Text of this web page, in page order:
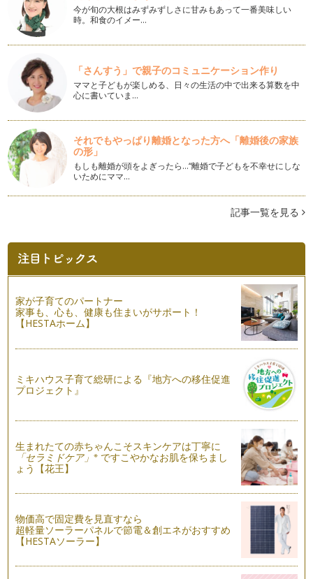
も早…
読みきかせで冬のはじまりを感じる
しょうか。私もそのひとり。すっかり…
ママの活動を応援するプロフィールフォト
２０１３年１１月、雪がちらつく北海道札幌です。 さて、今
日はママの活動と…
ひとつのわらべうたで年齢によって多くの遊び方
１１月になり、すっかり秋も深まりました。 このところ、私
のところにはわらべうたのリ…
秋のおそとでフォト撮影のすすめfor mama
１０月も半ばになりました。 暦のうえでは秋であっても、ま
北海道の自然と再生可能エネルギーとエネママカフェ
１０月になり、北海道はずいぶんと肌寒くなり、少しずつ紅葉
も進んでいます。秋が深まっていく様…
実りの秋と絵本
９月も下旬となりました。 秋は楽しみな行事がたくさんあり
わらべうたを知るようになると、知れば知るほど、わらべうた
の種類がとても多いことと、わらべう…
８月になり、地域のお祭りイベントもおでかけも楽しい季節と
なりました。 お…
日常に絵本の読みきかせのあるしあわせ
２０１３年７月、 気づけばもうすでに２０１３年の半分をこ
えました。 この２…
赤ちゃんとわらべうたの出会い
私がわらべうたと出会ったのは娘が生後２ヵ月のときでした。
はじめてのわらべうたで …
今が旬の大根はみずみずしさに甘みもあって一番美味しい
時。和食のイメー…
「さんすう」で親子のコミュニケーション作り
ママと子どもが楽しめる、日々の生活の中で出来る算数を中
心に書いていま…
それでもやっぱり離婚となった方へ「離婚後の家族
の形」
もしも離婚が頭をよぎったら…“離婚で子どもを不幸せにしな
いためにママ…
記事一覧を見る
家が子育てのパートナー
家事も、心も、健康も住まいがサポート！
【HESTAホーム】
ミキハウス子育て総研による『地方への移住促進
プロジェクト』
生まれたての赤ちゃんこそスキンケアは丁寧に
「セラミドケア」※ ですこやかなお肌を保ちまし
ょう【花王】
物価高で固定費を見直すなら
超軽量ソーラーパネルで節電＆創エネがおすすめ
【HESTAソーラー】